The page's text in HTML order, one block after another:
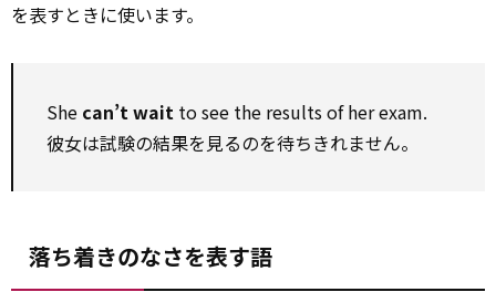
を表すときに使います。
She can’t wait to see the results of her exam.
彼女は試験の結果を見るのを待ちきれません。
落ち着きのなさを表す語